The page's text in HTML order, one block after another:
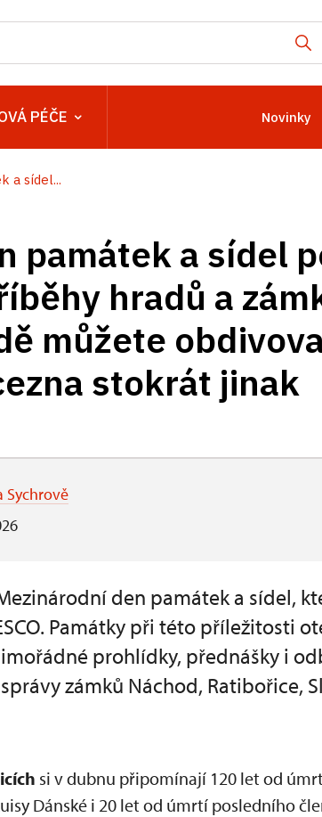
PÉČE Novinky
a sídel...
památek a sídel
hradů a
můžete
stokrát jinak
Sychrově
den památek a sídel,
Památky při této příležitosti
prohlídky, přednášky i
zámků Náchod, Ratibořice,
si v dubnu připomínají 120 let od
Dánské i 20 let od úmrtí posledního